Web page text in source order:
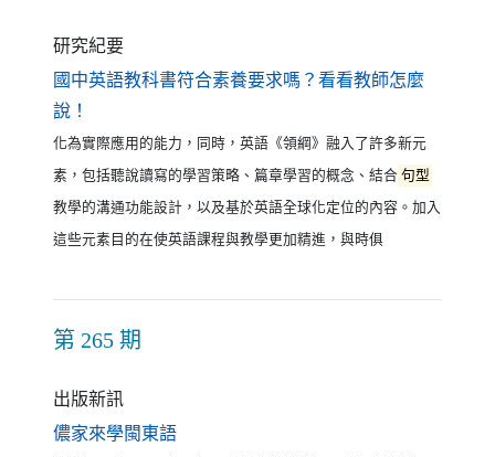
研究紀要
國中英語教科書符合素養要求嗎？看看教師怎麼
說！
化為實際應用的能力，同時，英語《領綱》融入了許多新元
素，包括聽說讀寫的學習策略、篇章學習的概念、結合 句型
教學的溝通功能設計，以及基於英語全球化定位的內容。加入
這些元素目的在使英語課程與教學更加精進，與時俱
第 265 期
出版新訊
儂家來學閩東語（另開新視窗）